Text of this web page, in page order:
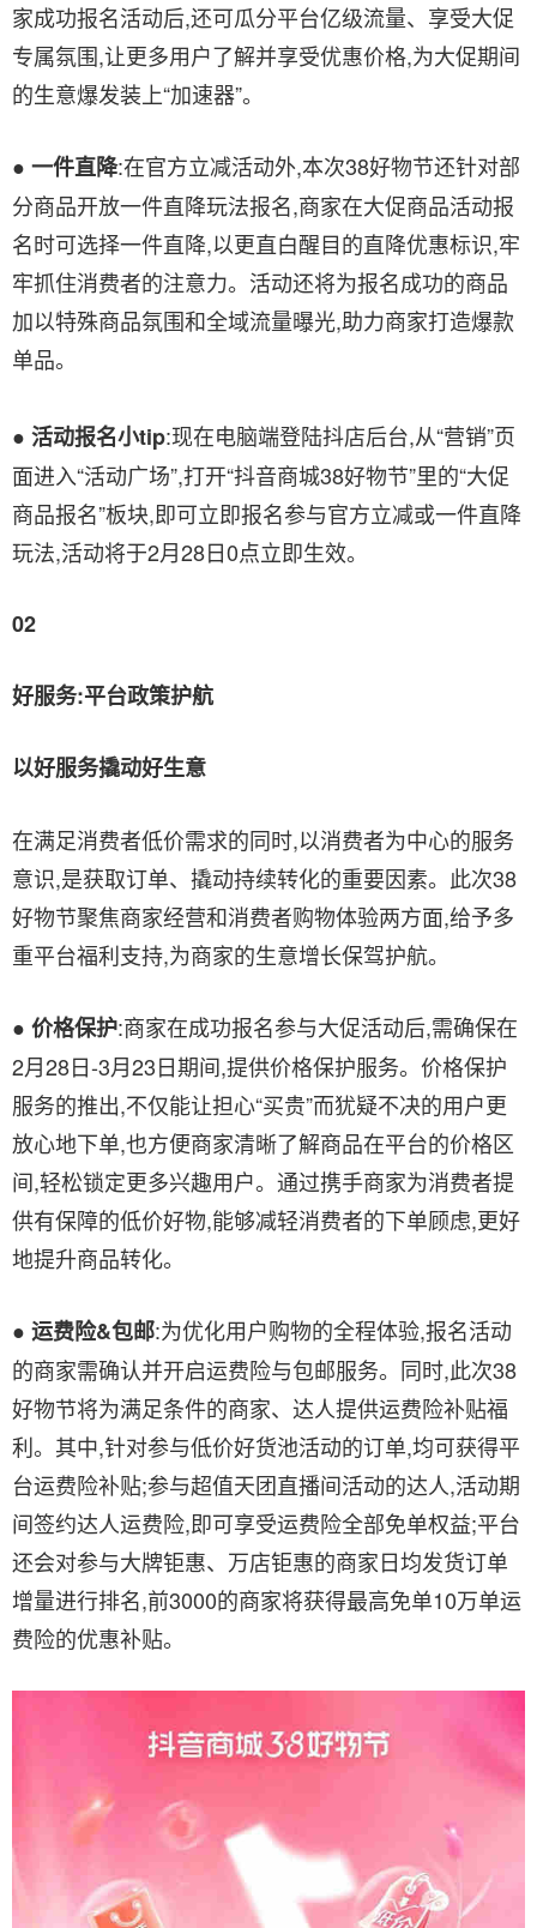
家成功报名活动后,还可瓜分平台亿级流量、享受大促
专属氛围,让更多用户了解并享受优惠价格,为大促期间
的生意爆发装上“加速器”。
● 一件直降:在官方立减活动外,本次38好物节还针对部
分商品开放一件直降玩法报名,商家在大促商品活动报
名时可选择一件直降,以更直白醒目的直降优惠标识,牢
牢抓住消费者的注意力。活动还将为报名成功的商品
加以特殊商品氛围和全域流量曝光,助力商家打造爆款
单品。
● 活动报名小tip:现在电脑端登陆抖店后台,从“营销”页
面进入“活动广场”,打开“抖音商城38好物节”里的“大促
商品报名”板块,即可立即报名参与官方立减或一件直降
玩法,活动将于2月28日0点立即生效。
02
好服务:平台政策护航
以好服务撬动好生意
在满足消费者低价需求的同时,以消费者为中心的服务
意识,是获取订单、撬动持续转化的重要因素。此次38
好物节聚焦商家经营和消费者购物体验两方面,给予多
重平台福利支持,为商家的生意增长保驾护航。
● 价格保护:商家在成功报名参与大促活动后,需确保在
2月28日-3月23日期间,提供价格保护服务。价格保护
服务的推出,不仅能让担心“买贵”而犹疑不决的用户更
放心地下单,也方便商家清晰了解商品在平台的价格区
间,轻松锁定更多兴趣用户。通过携手商家为消费者提
供有保障的低价好物,能够减轻消费者的下单顾虑,更好
地提升商品转化。
● 运费险&包邮:为优化用户购物的全程体验,报名活动
的商家需确认并开启运费险与包邮服务。同时,此次38
好物节将为满足条件的商家、达人提供运费险补贴福
利。其中,针对参与低价好货池活动的订单,均可获得平
台运费险补贴;参与超值天团直播间活动的达人,活动期
间签约达人运费险,即可享受运费险全部免单权益;平台
还会对参与大牌钜惠、万店钜惠的商家日均发货订单
增量进行排名,前3000的商家将获得最高免单10万单运
费险的优惠补贴。